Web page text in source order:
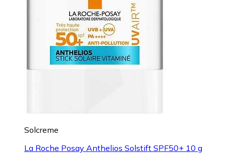
Solcreme
La Roche Posay Anthelios Solstift SPF50+ 10 g